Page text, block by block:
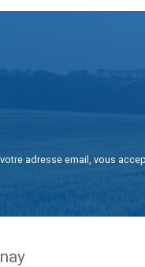
adresse email, vous